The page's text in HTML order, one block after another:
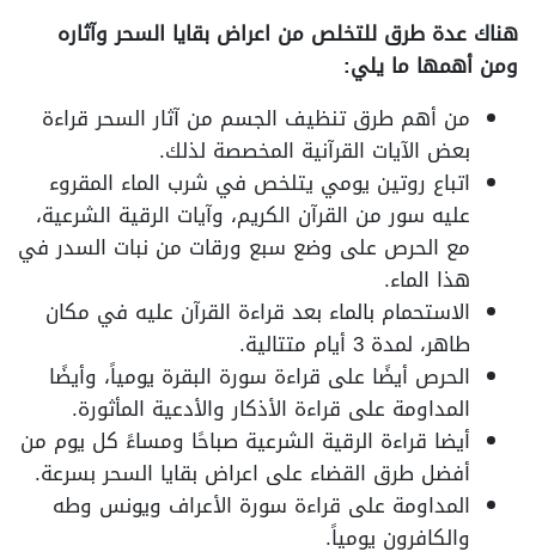
هناك عدة طرق للتخلص من اعراض بقايا السحر وآثاره
ومن أهمها ما يلي:
من أهم طرق تنظيف الجسم من آثار السحر قراءة
بعض الآيات القرآنية المخصصة لذلك.
اتباع روتين يومي يتلخص في شرب الماء المقروء
عليه سور من القرآن الكريم، وآيات الرقية الشرعية،
مع الحرص على وضع سبع ورقات من نبات السدر في
هذا الماء.
الاستحمام بالماء بعد قراءة القرآن عليه في مكان
طاهر، لمدة 3 أيام متتالية.
الحرص أيضًا على قراءة سورة البقرة يومياً، وأيضًا
المداومة على قراءة الأذكار والأدعية المأثورة.
أيضا قراءة الرقية الشرعية صباحًا ومساءً كل يوم من
أفضل طرق القضاء على اعراض بقايا السحر بسرعة.
المداومة على قراءة سورة الأعراف ويونس وطه
والكافرون يومياً.